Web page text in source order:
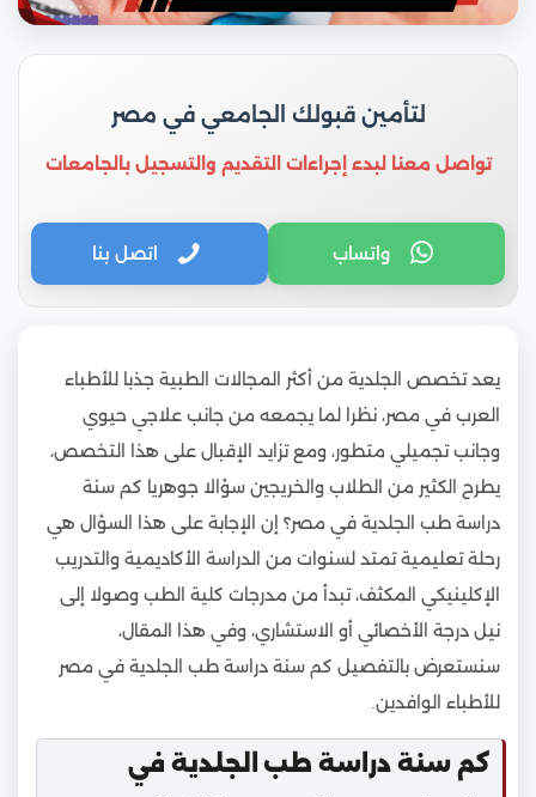
لتأمين قبولك الجامعي في مصر
تواصل معنا لبدء إجراءات التقديم والتسجيل بالجامعات
واتساب اتصل بنا
يعد تخصص الجلدية من أكثر المجالات الطبية جذبا للأطباء
العرب في مصر، نظرا لما يجمعه من جانب علاجي حيوي
وجانب تجميلي متطور، ومع تزايد الإقبال على هذا التخصص،
يطرح الكثير من الطلاب والخريجين سؤالا جوهريا كم سنة
دراسة طب الجلدية في مصر؟ إن الإجابة على هذا السؤال هي
رحلة تعليمية تمتد لسنوات من الدراسة الأكاديمية والتدريب
الإكلينيكي المكثف، تبدأ من مدرجات كلية الطب وصولا إلى
نيل درجة الأخصائي أو الاستشاري، وفي هذا المقال،
سنستعرض بالتفصيل كم سنة دراسة طب الجلدية في مصر
للأطباء الوافدين.
كم سنة دراسة طب الجلدية في